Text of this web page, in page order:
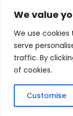
We value
We use
serve
traffic. By
of cookies.
Customise
©